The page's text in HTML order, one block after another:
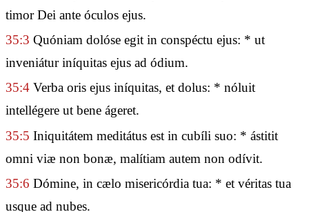
timor Dei ante óculos ejus.
35:3 Quóniam dolóse egit in conspéctu ejus: * ut
inveniátur iníquitas ejus ad ódium.
35:4 Verba oris ejus iníquitas, et dolus: * nóluit
intellégere ut bene ágeret.
35:5 Iniquitátem meditátus est in cubíli suo: * ástitit
omni viæ non bonæ, malítiam autem non odívit.
35:6 Dómine, in cælo misericórdia tua: * et véritas tua
usque ad nubes.